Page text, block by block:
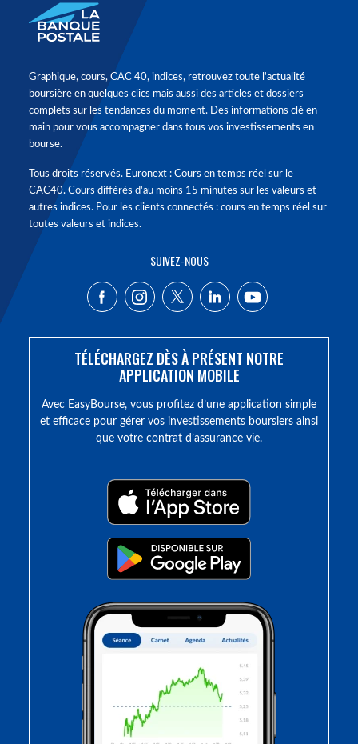
Graphique, cours, CAC 40, indices, retrouvez toute l'actualité
boursière en quelques clics mais aussi des articles et dossiers
complets sur les tendances du moment. Des informations clé en
main pour vous accompagner dans tous vos investissements en
bourse.
Tous droits réservés. Euronext : Cours en temps réel sur le
CAC40. Cours différés d'au moins 15 minutes sur les valeurs et
autres indices. Pour les clients connectés : cours en temps réel sur
toutes valeurs et indices.
SUIVEZ-NOUS
TÉLÉCHARGEZ DÈS À PRÉSENT NOTRE
APPLICATION MOBILE
Avec EasyBourse, vous profitez d’une application simple
et efficace pour gérer vos investissements boursiers ainsi
que votre contrat d’assurance vie.